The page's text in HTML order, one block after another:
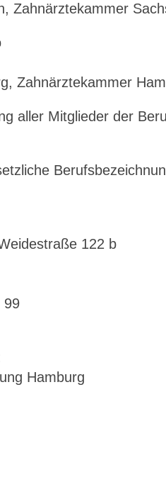
Zahnärztekammer
Zahnärztekammer
aller Mitglieder der
122 b
99
Hamburg